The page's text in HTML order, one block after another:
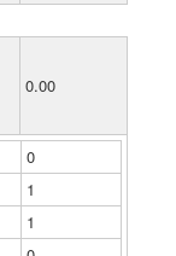
0.00
0
1
1